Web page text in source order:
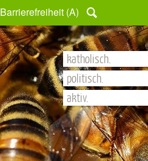
Barrierefreiheit (A)
katholisch.
politisch.
aktiv.